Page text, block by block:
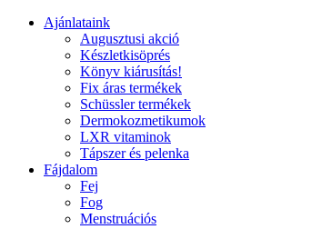
Ajánlataink
Augusztusi akció
Készletkisöprés
Könyv kiárusítás!
Fix áras termékek
Schüssler termékek
Dermokozmetikumok
LXR vitaminok
Tápszer és pelenka
Fájdalom
Fej
Fog
Menstruációs